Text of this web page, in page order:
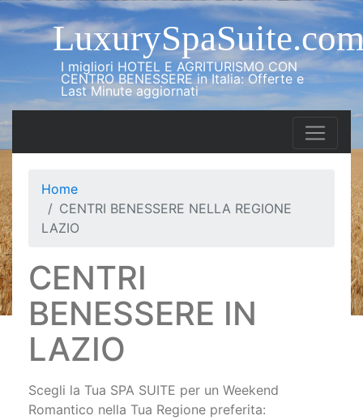
I migliori HOTEL E AGRITURISMO CON
CENTRO BENESSERE in Italia: Offerte e
Last Minute aggiornati
Home
CENTRI BENESSERE NELLA REGIONE
LAZIO
CENTRI
BENESSERE IN
LAZIO
Scegli la Tua SPA SUITE per un Weekend
Romantico nella Tua Regione preferita: